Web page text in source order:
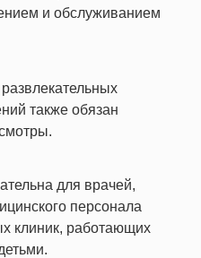
и обслуживанием
также обязан
для врачей,
персонала
клиник, работающих